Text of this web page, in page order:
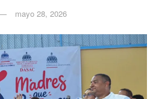
mayo 28, 2026